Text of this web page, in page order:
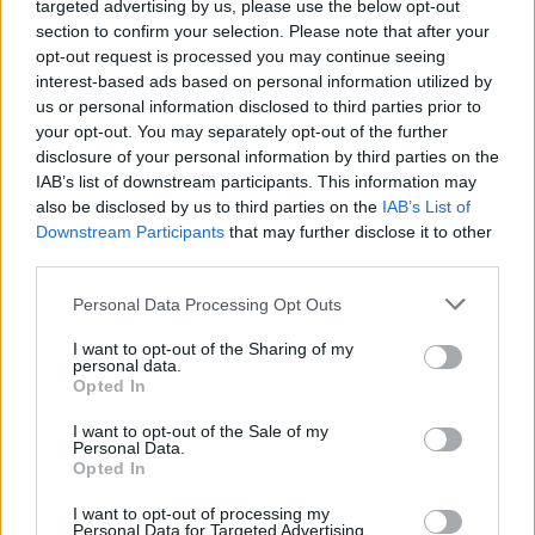
targeted advertising by us, please use the below opt-out
section to confirm your selection. Please note that after your
opt-out request is processed you may continue seeing
interest-based ads based on personal information utilized by
us or personal information disclosed to third parties prior to
your opt-out. You may separately opt-out of the further
disclosure of your personal information by third parties on the
IAB’s list of downstream participants. This information may
also be disclosed by us to third parties on the IAB’s List of
Downstream Participants that may further disclose it to other
Personal Data Processing Opt Outs
I want to opt-out of the Sharing of my
personal data.
Opted In
I want to opt-out of the Sale of my
Personal Data.
Opted In
I want to opt-out of processing my
Personal Data for Targeted Advertising.
Δείτε Ακόμη
Ωρίων – Σπάνια νοσήματα συνδέονται
με μνημεία που διαμόρφωσαν την
ιστορία...
27 Φεβρουαρίου 2026
Το Andros Challenge & Festival
εξελίσσεται – Νέοι ασφάλτινοι αγώνες
στη...
Στους Λειψούς οι Κινητές Ιατρικές
27 Φεβρουαρίου 2026
Το νησί που πρωταγωνίστησε το
τριήμερο της Καθαράς Δευτέρας